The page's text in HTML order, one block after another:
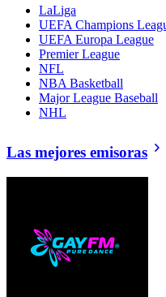
LaLiga
UEFA Champions
UEFA Europa League
Premier League
NFL
NBA Basketball
Major League Baseball
NHL
Las mejores emisoras